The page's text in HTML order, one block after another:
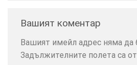
Вашият коментар
Вашият имейл адрес няма да
Задължителните полета са
ДА
НАМЕРИТЕ
ТУК.